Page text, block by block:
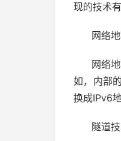
现的技术
网络
网络
如，内部
换成IPv6
隧道